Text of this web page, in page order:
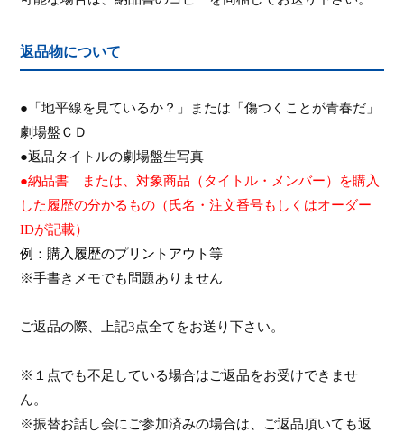
返品物について
●「地平線を見ているか？」または「傷つくことが青春だ」
劇場盤ＣＤ
●返品タイトルの劇場盤生写真
●納品書 または、対象商品（タイトル・メンバー）を購入
した履歴の分かるもの（氏名・注文番号もしくはオーダー
IDが記載）
例：購入履歴のプリントアウト等
※手書きメモでも問題ありません
ご返品の際、上記3点全てをお送り下さい。
※１点でも不足している場合はご返品をお受けできませ
ん。
※振替お話し会にご参加済みの場合は、ご返品頂いても返